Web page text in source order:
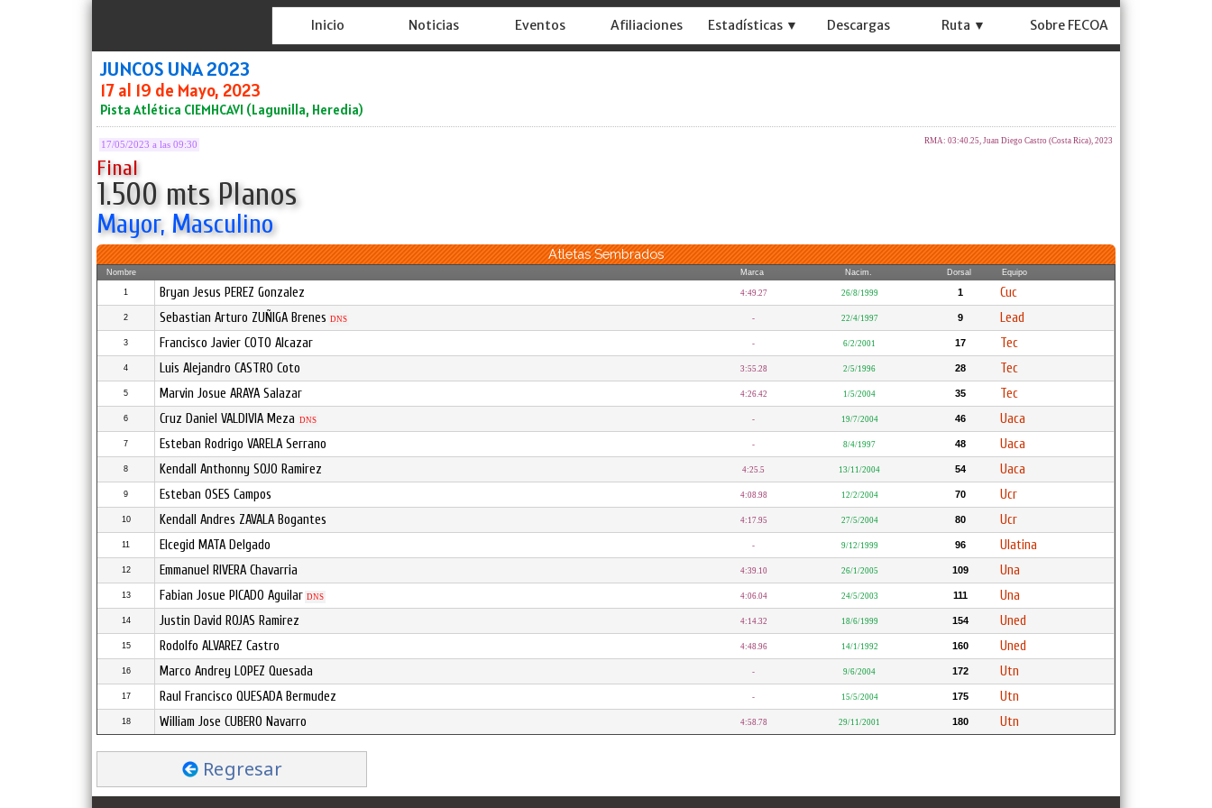
Inicio Noticias Eventos Afiliaciones Estadísticas ▼ Descargas Ruta ▼ Sobre FECOA
JUNCOS UNA 2023
17 al 19 de Mayo, 2023
Pista Atlética CIEMHCAVI (Lagunilla, Heredia)
17/05/2023 a las 09:30 RMA: 03:40.25, Juan Diego Castro (Costa Rica), 2023
Final
1.500 mts Planos
Mayor, Masculino
Atletas Sembrados
Nombre Marca Nacim. Dorsal Equipo
1 Bryan Jesus PEREZ Gonzalez 4:49.27 26/8/1999 1 Cuc
2 Sebastian Arturo ZUÑIGA Brenes DNS - 22/4/1997 9 Lead
3 Francisco Javier COTO Alcazar - 6/2/2001 17 Tec
4 Luis Alejandro CASTRO Coto 3:55.28 2/5/1996 28 Tec
5 Marvin Josue ARAYA Salazar 4:26.42 1/5/2004 35 Tec
6 Cruz Daniel VALDIVIA Meza DNS - 19/7/2004 46 Uaca
7 Esteban Rodrigo VARELA Serrano - 8/4/1997 48 Uaca
8 Kendall Anthonny SOJO Ramirez 4:25.5 13/11/2004 54 Uaca
9 Esteban OSES Campos 4:08.98 12/2/2004 70 Ucr
10 Kendall Andres ZAVALA Bogantes 4:17.95 27/5/2004 80 Ucr
11 Elcegid MATA Delgado - 9/12/1999 96 Ulatina
12 Emmanuel RIVERA Chavarria 4:39.10 26/1/2005 109 Una
13 Fabian Josue PICADO Aguilar DNS 4:06.04 24/5/2003 111 Una
14 Justin David ROJAS Ramirez 4:14.32 18/6/1999 154 Uned
15 Rodolfo ALVAREZ Castro 4:48.96 14/1/1992 160 Uned
16 Marco Andrey LOPEZ Quesada - 9/6/2004 172 Utn
17 Raul Francisco QUESADA Bermudez - 15/5/2004 175 Utn
18 William Jose CUBERO Navarro 4:58.78 29/11/2001 180 Utn
Regresar